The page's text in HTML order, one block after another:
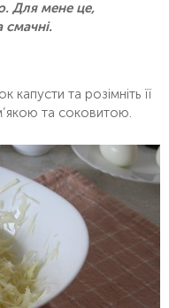
Для мене це,
смачні.
та розімніть її
та соковитою.